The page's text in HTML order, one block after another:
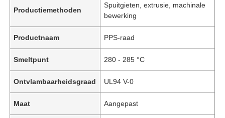
Productiemethoden
Spuitgieten, extrusie, machinale
bewerking
Productnaam PPS-raad
Smeltpunt 280 - 285 °C
Ontvlambaarheidsgraad UL94 V-0
Maat Aangepast